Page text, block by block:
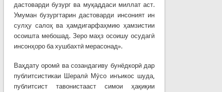
дастоварди бузург ва муқаддаси миллат аст.
Умуман бузургтарин дастоварди инсоният ин
сулҳу салоҳ ва ҳамдигарфаҳмию ҳамзистии
осоишта мебошад. Зеро маҳз осоишу осудагӣ
инсонҳоро ба хушбахтӣ мерасонад».
Ваҳдату оромӣ ва созандагиву бунёдкорӣ дар
публитсистикаи Шералӣ Мӯсо инъикос шуда,
публитсист тавонистааст симои ҳақиқии